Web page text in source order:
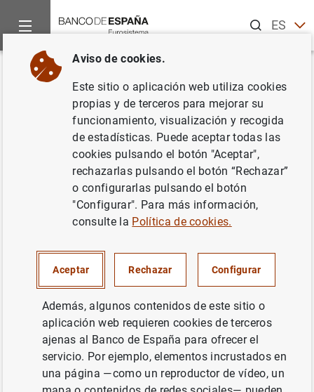
ESEN
Inicio Noticias y eventos
Volver
Estado financiero consolidado
del Eurosistema a 20 de octubre
de 2023
Estado financiero consolidado del
Eurosistema a 20 de octubre de 2023 (493
KB)
Siguiente
Aviso de cookies.
Este sitio o aplicación web utiliza cookies
propias y de terceros para mejorar su
funcionamiento, visualización y recogida
de estadísticas. Puede aceptar todas las
cookies pulsando el botón "Aceptar",
rechazarlas pulsando el botón “Rechazar”
o configurarlas pulsando el botón
"Configurar". Para más información,
consulte la Política de cookies.
Aceptar Rechazar Configurar
Además, algunos contenidos de este sitio o
aplicación web requieren cookies de terceros
ajenas al Banco de España para ofrecer el
servicio. Por ejemplo, elementos incrustados en
una página —como un reproductor de vídeo, un